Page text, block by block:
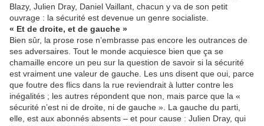
Blazy, Julien Dray, Daniel Vaillant, chacun y va de son petit
ouvrage : la sécurité est devenue un genre socialiste.
« Et de droite, et de gauche »
Bien sûr, la prose rose n’embrasse pas encore les outrances de
ses adversaires. Tout le monde acquiesce bien que ça se
chamaille encore un peu sur la question de savoir si la sécurité
est vraiment une valeur de gauche. Les uns disent que oui, parce
que foutre des flics dans la rue reviendrait à lutter contre les
inégalités ; les autres répondent que non, mais parce que la «
sécurité n’est ni de droite, ni de gauche ». La gauche du parti,
elle, est aux abonnés absents – et pour cause : Julien Dray, qui